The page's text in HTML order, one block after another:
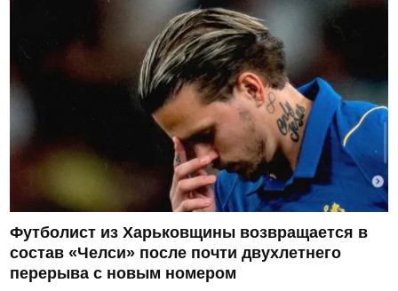
Футболист из Харьковщины возвращается в
состав «Челси» после почти двухлетнего
перерыва с новым номером